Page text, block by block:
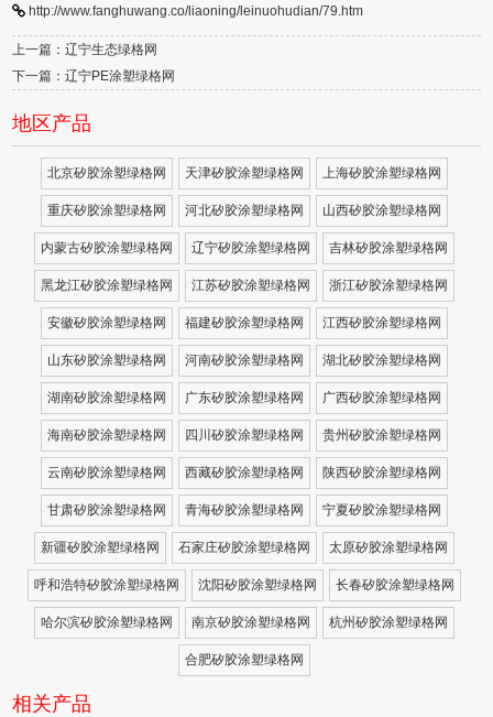
http://www.fanghuwang.co/liaoning/leinuohudian/79.htm
上一篇：辽宁生态绿格网
下一篇：辽宁PE涂塑绿格网
地区产品
北京矽胶涂塑绿格网 天津矽胶涂塑绿格网 上海矽胶涂塑绿格网
重庆矽胶涂塑绿格网 河北矽胶涂塑绿格网 山西矽胶涂塑绿格网
内蒙古矽胶涂塑绿格网 辽宁矽胶涂塑绿格网 吉林矽胶涂塑绿格网
黑龙江矽胶涂塑绿格网 江苏矽胶涂塑绿格网 浙江矽胶涂塑绿格网
安徽矽胶涂塑绿格网 福建矽胶涂塑绿格网 江西矽胶涂塑绿格网
山东矽胶涂塑绿格网 河南矽胶涂塑绿格网 湖北矽胶涂塑绿格网
湖南矽胶涂塑绿格网 广东矽胶涂塑绿格网 广西矽胶涂塑绿格网
海南矽胶涂塑绿格网 四川矽胶涂塑绿格网 贵州矽胶涂塑绿格网
云南矽胶涂塑绿格网 西藏矽胶涂塑绿格网 陕西矽胶涂塑绿格网
甘肃矽胶涂塑绿格网 青海矽胶涂塑绿格网 宁夏矽胶涂塑绿格网
新疆矽胶涂塑绿格网 石家庄矽胶涂塑绿格网 太原矽胶涂塑绿格网
呼和浩特矽胶涂塑绿格网 沈阳矽胶涂塑绿格网 长春矽胶涂塑绿格网
哈尔滨矽胶涂塑绿格网 南京矽胶涂塑绿格网 杭州矽胶涂塑绿格网
合肥矽胶涂塑绿格网
相关产品